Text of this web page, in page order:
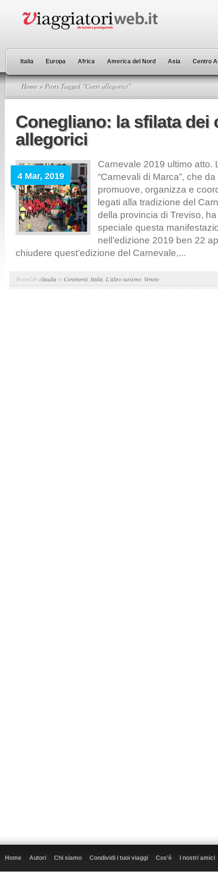
Italia Europa Africa America del Nord Asia Centro
Home » Posts Tagged "Carri allegorici"
Conegliano: la sfilata dei
allegorici
4 Mar, 2019
Carnevale 2019 ultimo atto.
“Carnevali di Marca”, che
promuove, organizza e
legati alla tradizione del
della provincia di Treviso,
speciale questa
nell’edizione 2019 ben 22
chiudere quest’edizione del Carnevale,...
Posted byclaudia in Continenti, Italia L'altro turismo Veneto
Home Autori Chi siamo Condividi i tuoi viaggi Cos’è I nostri amici